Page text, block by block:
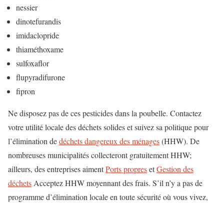
nessier
dinotefurandis
imidaclopride
thiaméthoxame
sulfoxaflor
flupyradifurone
fipron
Ne disposez pas de ces pesticides dans la poubelle. Contactez
votre utilité locale des déchets solides et suivez sa politique pour
l’élimination dedéchets dangereux des ménages(HHW). De
nombreuses municipalités collecteront gratuitement HHW;
ailleurs, des entreprises aimentPorts propresetGestion des
déchetsAcceptez HHW moyennant des frais. S’il n’y a pas de
programme d’élimination locale en toute sécurité où vous vivez,